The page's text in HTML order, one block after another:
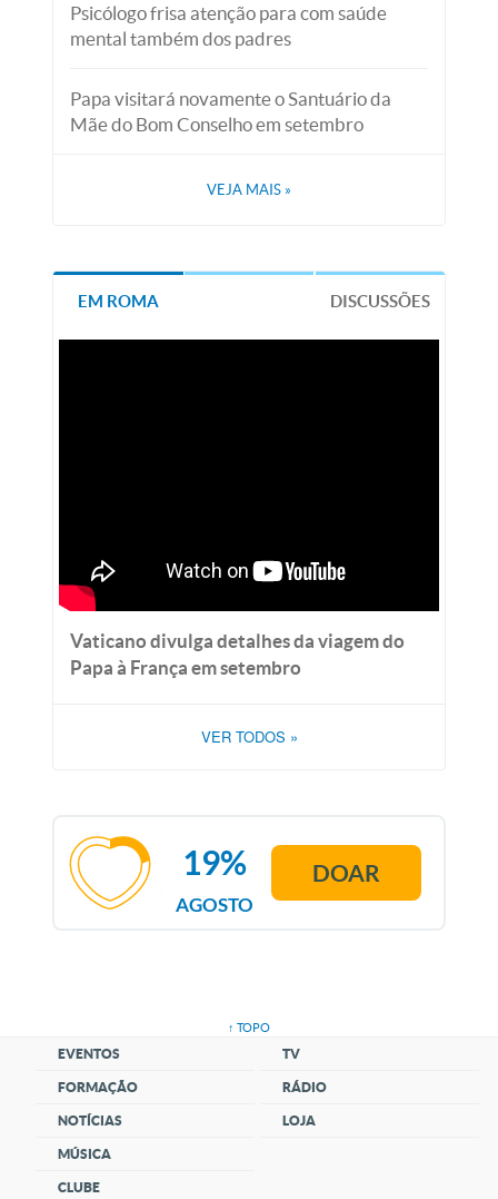
Psicólogo frisa atenção para com saúde
mental também dos padres
Papa visitará novamente o Santuário da
Mãe do Bom Conselho em setembro
VEJA MAIS »
EM ROMA DISCUSSÕES
Vaticano divulga detalhes da viagem do
Papa à França em setembro
VER TODOS »
AGOSTO
19% DOAR
↑ TOPO
EVENTOS
FORMAÇÃO
NOTÍCIAS
MÚSICA
CLUBE
TV
RÁDIO
LOJA